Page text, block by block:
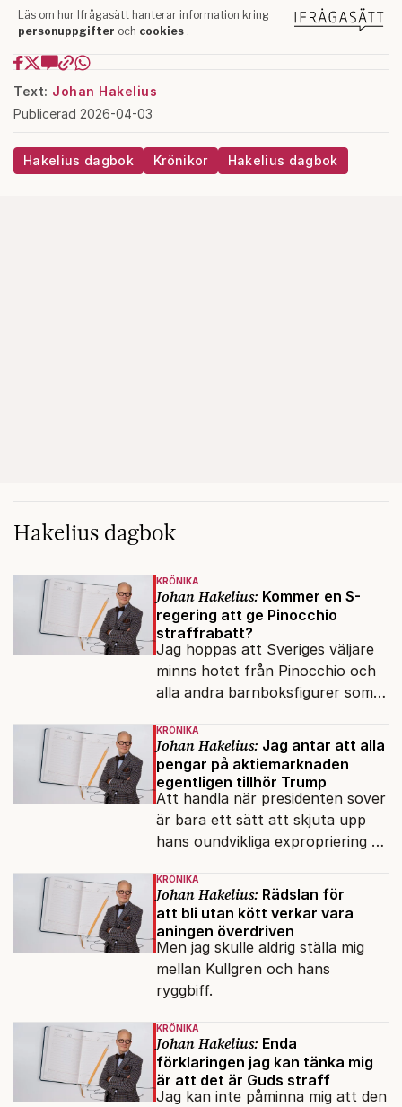
Text: Johan Hakelius
Publicerad 2026-04-03
Hakelius dagbok Krönikor Hakelius dagbok
Hakelius dagbok
KRÖNIKA
Johan Hakelius: Kommer en S-
regering att ge Pinocchio
straffrabatt?
Jag hoppas att Sveriges väljare
minns hotet från Pinocchio och
alla andra barnboksfigurer som
upphovsrätt.
KRÖNIKA
Johan Hakelius: Jag antar att alla
pengar på aktiemarknaden
egentligen tillhör Trump
Att handla när presidenten sover
är bara ett sätt att skjuta upp
hans oundvikliga expropriering av
KRÖNIKA
Johan Hakelius: Rädslan för
att bli utan kött verkar vara
aningen överdriven
Men jag skulle aldrig ställa mig
mellan Kullgren och hans
ryggbiff.
KRÖNIKA
Johan Hakelius: Enda
förklaringen jag kan tänka mig
är att det är Guds straff
Jag kan inte påminna mig att den